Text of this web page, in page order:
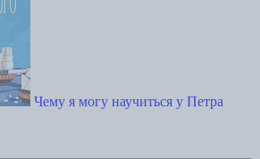
Чему я могу научиться у Петра